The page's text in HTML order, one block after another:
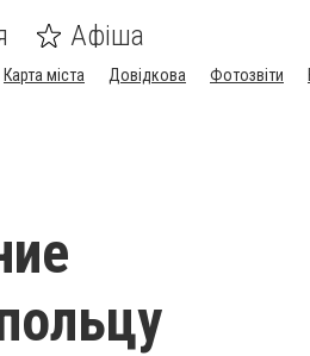
Афіша
Карта міста Довідкова Фотозвіти